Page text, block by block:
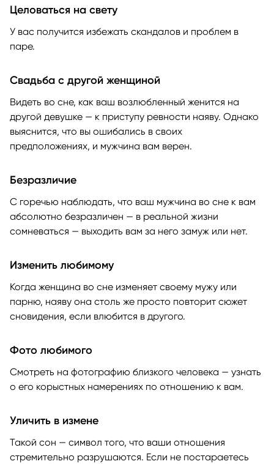
Целоваться на свету
У вас получится избежать скандалов и проблем в
паре.
Свадьба с другой женщиной
Видеть во сне, как ваш возлюбленный женится на
другой девушке — к приступу ревности наяву. Однако
выяснится, что вы ошибались в своих
предположениях, и мужчина вам верен.
Безразличие
С горечью наблюдать, что ваш мужчина во сне к вам
абсолютно безразличен — в реальной жизни
сомневаться — выходить вам за него замуж или нет.
Изменить любимому
Когда женщина во сне изменяет своему мужу или
парню, наяву она столь же просто повторит сюжет
сновидения, если влюбится в другого.
Фото любимого
Смотреть на фотографию близкого человека — узнать
о его корыстных намерениях по отношению к вам.
Уличить в измене
Такой сон — символ того, что ваши отношения
стремительно разрушаются. Если не постараетесь